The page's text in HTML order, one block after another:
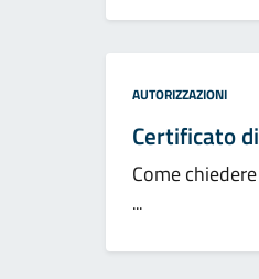
Categoria:
AUTORIZZAZIONI
Certificato
Come
...